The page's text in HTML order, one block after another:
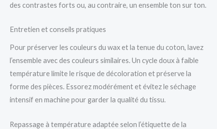
des contrastes forts ou, au contraire, un ensemble ton sur ton.
Entretien et conseils pratiques
Pour préserver les couleurs du wax et la tenue du coton, lavez
l’ensemble avec des couleurs similaires. Un cycle doux à faible
température limite le risque de décoloration et préserve la
forme des pièces. Essorez modérément et évitez le séchage
intensif en machine pour garder la qualité du tissu.
Repassage à température adaptée selon l’étiquette de la